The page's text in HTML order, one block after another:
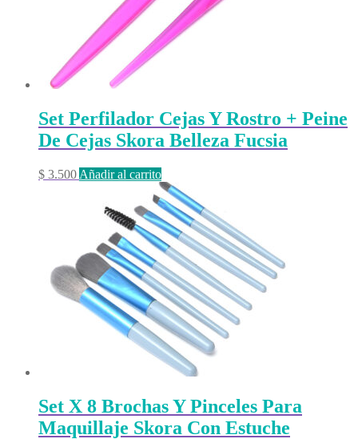
Set Perfilador Cejas Y Rostro + Peine
De Cejas Skora Belleza Fucsia
$ 3.500 Añadir al carrito
Set X 8 Brochas Y Pinceles Para
Maquillaje Skora Con Estuche